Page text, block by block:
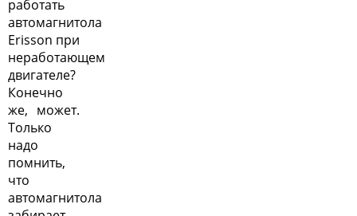
работать
автомагнитола
Erisson при
неработающем
двигателе?
Конечно
же, может.
Только
надо
помнить,
что
автомагнитола